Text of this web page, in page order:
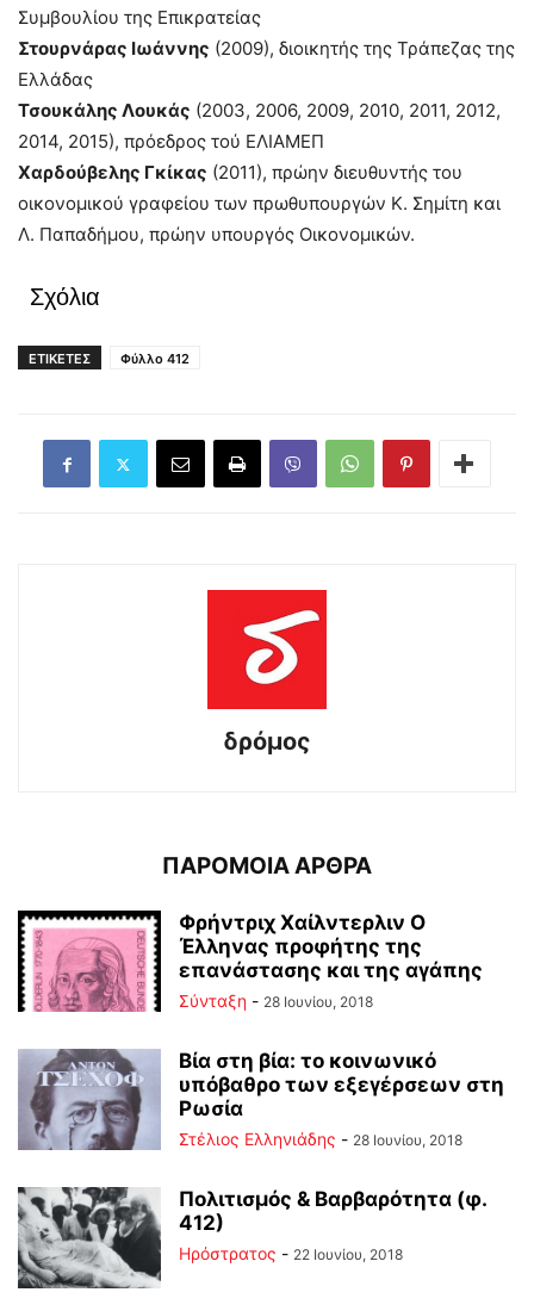
Συμβουλίου της Επικρατείας
Στουρνάρας Ιωάννης (2009), διοικητής της Τράπεζας της
Ελλάδας
Τσουκάλης Λουκάς (2003, 2006, 2009, 2010, 2011, 2012,
2014, 2015), πρόεδρος τού ΕΛΙΑΜΕΠ
Χαρδούβελης Γκίκας (2011), πρώην διευθυντής του
οικονομικού γραφείου των πρωθυπουργών Κ. Σημίτη και
Λ. Παπαδήμου, πρώην υπουργός Οικονομικών.
Σχόλια
ΕΤΙΚΕΤΕΣ Φύλλο 412
δρόμος
ΠΑΡΟΜΟΙΑ ΑΡΘΡΑ
Φρήντριχ Χαίλντερλιν Ο
Έλληνας προφήτης της
επανάστασης και της αγάπης
Σύνταξη - 28 Ιουνίου, 2018
Βία στη βία: το κοινωνικό
υπόβαθρο των εξεγέρσεων στη
Ρωσία
Στέλιος Ελληνιάδης - 28 Ιουνίου, 2018
Πολιτισμός & Βαρβαρότητα (φ.
412)
Ηρόστρατος - 22 Ιουνίου, 2018